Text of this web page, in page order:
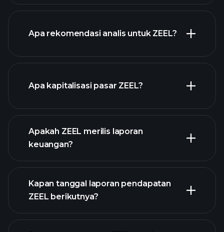
Apa rekomendasi analis untuk ZEEL?
Apa kapitalisasi pasar ZEEL?
daftar saham kami
Apakah ZEEL merilis laporan
keuangan?
keuangan ZEEL
Kapan tanggal laporan pendapatan
ZEEL berikutnya?